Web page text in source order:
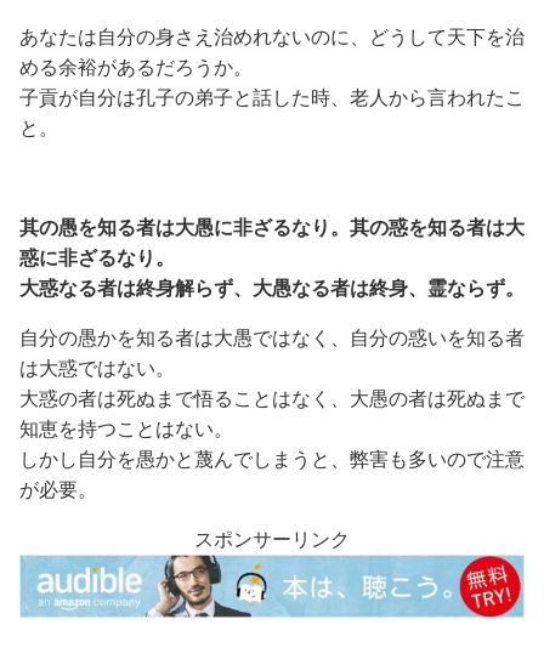
あなたは自分の身さえ治めれないのに、どうして天下を治
める余裕があるだろうか。
子貢が自分は孔子の弟子と話した時、老人から言われたこ
と。
其の愚を知る者は大愚に非ざるなり。其の惑を知る者は大
惑に非ざるなり。
大惑なる者は終身解らず、大愚なる者は終身、霊ならず。
自分の愚かを知る者は大愚ではなく、自分の惑いを知る者
は大惑ではない。
大惑の者は死ぬまで悟ることはなく、大愚の者は死ぬまで
知恵を持つことはない。
しかし自分を愚かと蔑んでしまうと、弊害も多いので注意
が必要。
スポンサーリンク